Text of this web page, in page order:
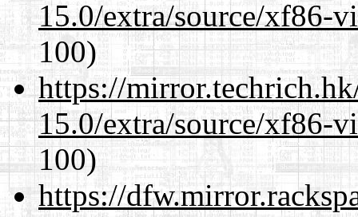
15.0/extra/source/xf86-
100)
https://
15.0/extra/source/xf86-
100)
https://